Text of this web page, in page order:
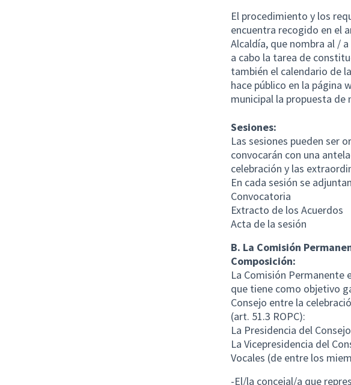
El procedimiento y los
encuentra recogido en el
Alcaldía, que nombra al /
a cabo la tarea de
también el calendario de
hace público en la página
municipal la propuesta de
Sesiones:
Las sesiones pueden ser
convocarán con una
celebración y las
En cada sesión se
Convocatoria
Extracto de los Acuerdos
Acta de la sesión
B. La Comisión
Composición:
La Comisión Permanente
que tiene como objetivo
Consejo entre la
(art. 51.3 ROPC):
La Presidencia del
La Vicepresidencia del
Vocales (de entre los
-El/la concejal/a que